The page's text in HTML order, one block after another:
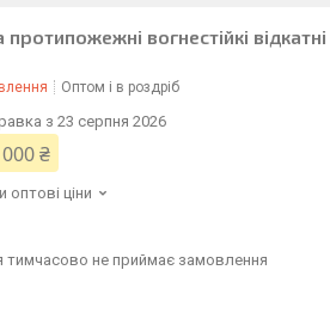
вогнестійкі
Оптом і в роздріб
з 23 серпня 2026
₴
оптові ціни
тимчасово не приймає замовлення